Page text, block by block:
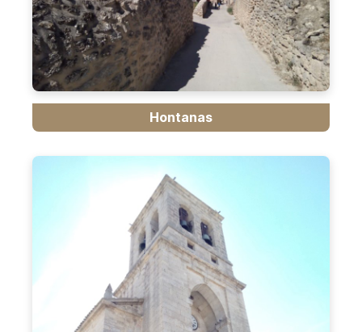
Hontanas